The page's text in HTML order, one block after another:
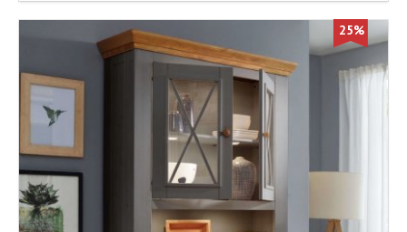
25%